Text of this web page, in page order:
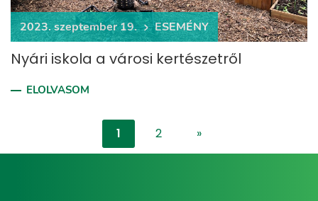
2023. szeptember 19. ESEMÉNY
Nyári iskola a városi kertészetről
ELOLVASOM
1 2 »"content-lister.next"